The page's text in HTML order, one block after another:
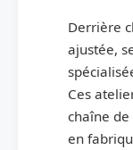
Derrière
ajustée,
Ces
chaîne
en